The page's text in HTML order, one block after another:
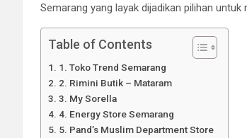
Semarang yang layak dijadikan pilihan untuk
Table of Contents
1. Toko Trend Semarang
2. Rimini Butik – Mataram
3. My Sorella
4. Energy Store Semarang
5. Pand’s Muslim Department Store